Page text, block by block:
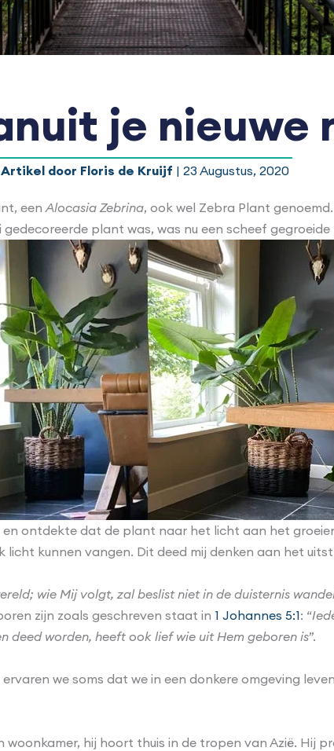
je nieuwe
Artikel door Floris de Kruijf | 23 Augustus, 2020
een Alocasia Zebrina, ook wel Zebra Plant
plant was, was nu een scheef
ontdekte dat de plant naar het licht aan het
licht kunnen vangen. Dit deed mij denken aan het
wie Mij volgt, zal beslist niet in de duisternis
zijn zoals geschreven staat in 1 Johannes 5:1: “
deed worden, heeft ook lief wie uit Hem geboren is”.
we soms dat we in een donkere omgeving
hij hoort thuis in de tropen van Azië. Hij